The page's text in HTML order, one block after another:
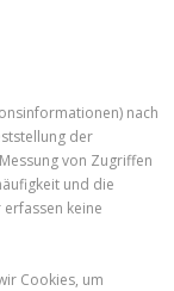
nach
der
von Zugriffen
und die
keine
Cookies, um